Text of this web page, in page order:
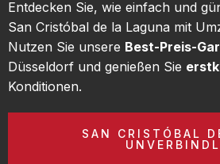
Entdecken Sie, wie einfach und
San Cristóbal de la Laguna mit
Nutzen Sie unsere Best-Preis-
Düsseldorf und genießen Sie
Konditionen.
SAN CRISTÓBAL